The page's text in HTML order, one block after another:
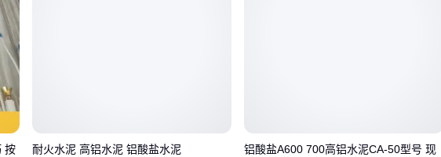
导
按
耐火水泥 高铝水泥 铝酸盐水泥
铝酸盐A600 700高铝水泥CA-50型号 现